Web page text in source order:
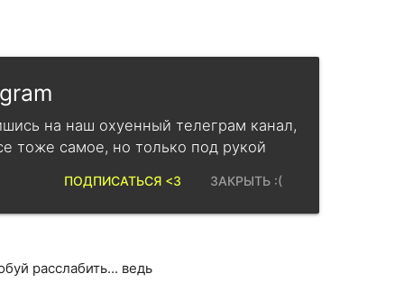
расслабить... ведь
на наш охуенный телеграм канал,
тоже самое, но только под рукой
ЗАКРЫТЬ :(
ПОДПИСАТЬСЯ <3